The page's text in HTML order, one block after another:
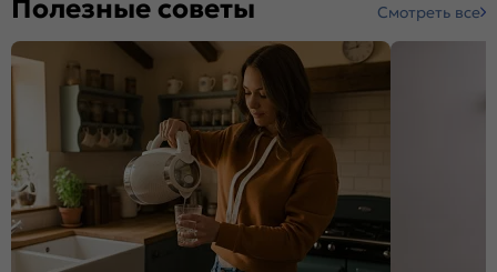
Полезные советы Смотреть все